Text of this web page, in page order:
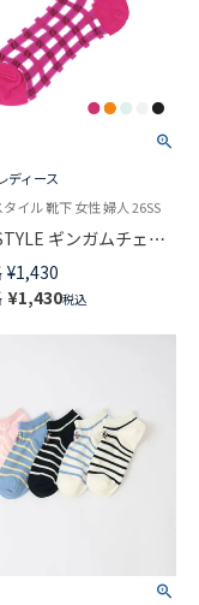
レディース
イル 靴下 女性 婦人 26SS
ギンガムチェッ
クルー丈 レディース
本製 03097115
¥1,430
¥1,430税込